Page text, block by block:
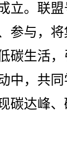
立。联
参与，
碳生活
中，共
碳达峰